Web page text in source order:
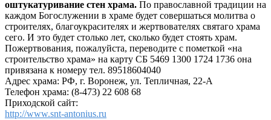
оштукатуривание стен храма. По православной традиции на
каждом Богослужении в храме будет совершаться молитва о
строителях, благоукрасителях и жертвователях святаго храма
сего. И это будет столько лет, сколько будет стоять храм.
Пожертвования, пожалуйста, переводите с пометкой «на
строительство храма» на карту СБ 5469 1300 1724 1736 она
привязана к номеру тел. 89518604040
Адрес храма: РФ, г. Воронеж, ул. Тепличная, 22-А
Телефон храма: (8-473) 22 608 68
Приходской сайт:
http://www.snt-antonius.ru